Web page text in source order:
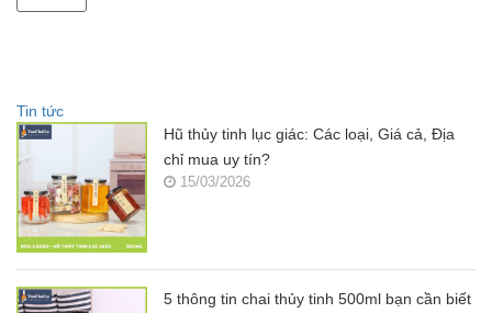
Tin tức
Hũ thủy tinh lục giác: Các loại, Giá cả, Địa
chỉ mua uy tín?
15/03/2026
5 thông tin chai thủy tinh 500ml bạn cần biết